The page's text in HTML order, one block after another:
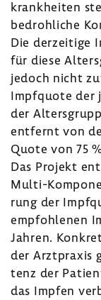
krank­heiten
be­droh­liche
Die derzei­tige
für diese
jedoch nicht
Impf­quote der
der
entfernt von
Quote von 75
Das Projekt
Multi-​
rung der
empfoh­lenen
Jahren.
der Arzt­praxis
tenz der
das Impfen